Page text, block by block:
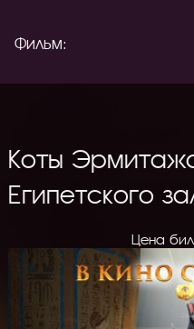
Фильм:
Коты
Египетского
Цена